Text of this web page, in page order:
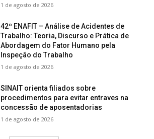
1 de agosto de 2026
42º ENAFIT – Análise de Acidentes de
Trabalho: Teoria, Discurso e Prática de
Abordagem do Fator Humano pela
Inspeção do Trabalho
1 de agosto de 2026
SINAIT orienta filiados sobre
procedimentos para evitar entraves na
concessão de aposentadorias
1 de agosto de 2026